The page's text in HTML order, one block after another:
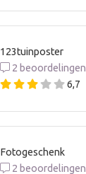
123tuinposter
2 beoordelingen
6,7
Fotogeschenk
2 beoordelingen